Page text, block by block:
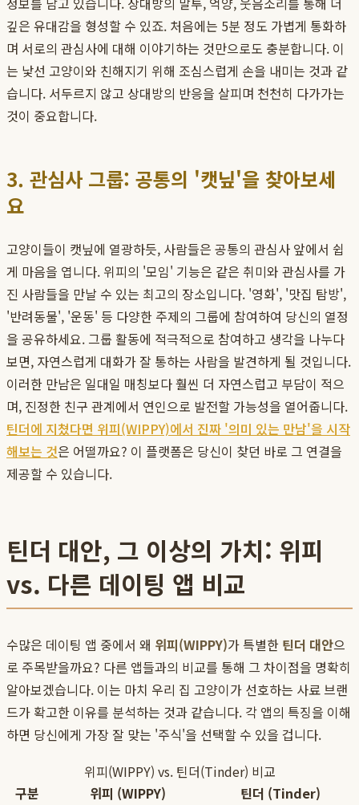
깊은 유대감을 형성할 수 있죠. 처음에는 5분 정도 가볍게 통화하
며 서로의 관심사에 대해 이야기하는 것만으로도 충분합니다. 이
는 낯선 고양이와 친해지기 위해 조심스럽게 손을 내미는 것과 같
습니다. 서두르지 않고 상대방의 반응을 살피며 천천히 다가가는
것이 중요합니다.
3. 관심사 그룹: 공통의 '캣닢'을 찾아보세
요
고양이들이 캣닢에 열광하듯, 사람들은 공통의 관심사 앞에서 쉽
게 마음을 엽니다. 위피의 '모임' 기능은 같은 취미와 관심사를 가
진 사람들을 만날 수 있는 최고의 장소입니다. '영화', '맛집 탐방',
'반려동물', '운동' 등 다양한 주제의 그룹에 참여하여 당신의 열정
을 공유하세요. 그룹 활동에 적극적으로 참여하고 생각을 나누다
보면, 자연스럽게 대화가 잘 통하는 사람을 발견하게 될 것입니다.
이러한 만남은 일대일 매칭보다 훨씬 더 자연스럽고 부담이 적으
며, 진정한 친구 관계에서 연인으로 발전할 가능성을 열어줍니다.
틴더에 지쳤다면 위피(WIPPY)에서 진짜 '의미 있는 만남'을 시작
해보는 것은 어떨까요? 이 플랫폼은 당신이 찾던 바로 그 연결을
제공할 수 있습니다.
틴더 대안, 그 이상의 가치: 위피
vs. 다른 데이팅 앱 비교
수많은 데이팅 앱 중에서 왜 위피(WIPPY)가 특별한 틴더 대안으
로 주목받을까요? 다른 앱들과의 비교를 통해 그 차이점을 명확히
알아보겠습니다. 이는 마치 우리 집 고양이가 선호하는 사료 브랜
드가 확고한 이유를 분석하는 것과 같습니다. 각 앱의 특징을 이해
하면 당신에게 가장 잘 맞는 '주식'을 선택할 수 있을 겁니다.
위피(WIPPY) vs. 틴더(Tinder) 비교
구분
위피 (WIPPY)
틴더 (Tinder)